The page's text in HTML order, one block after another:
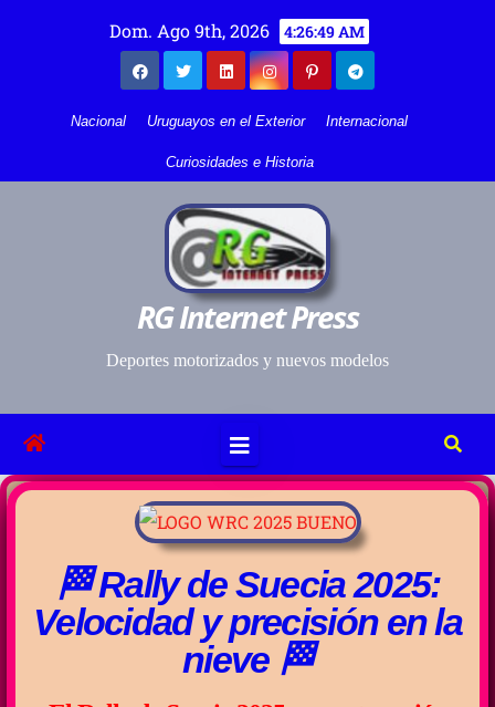
Dom. Ago 9th, 2026 4:26:49 AM
Nacional Uruguayos en el Exterior Internacional
Curiosidades e Historia
RG Internet Press
Deportes motorizados y nuevos modelos
🏁 Rally de Suecia 2025:
Velocidad y precisión en la
nieve 🏁